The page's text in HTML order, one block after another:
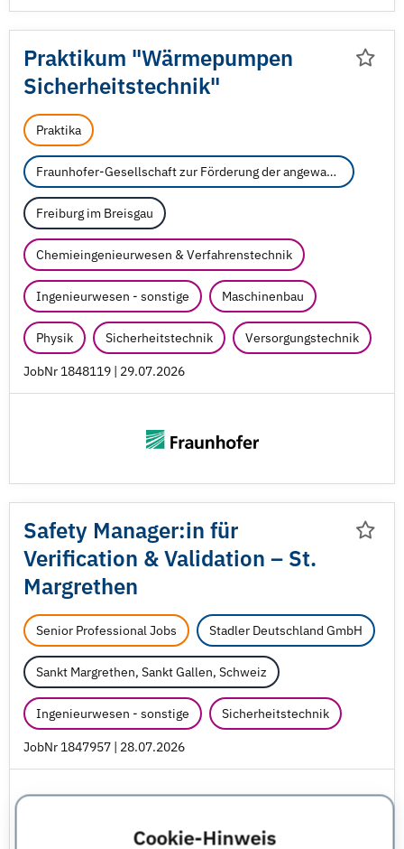
Cookie-Hinweis
Praktikum "Wärmepumpen
Sicherheitstechnik"
Praktika
Fraunhofer-Gesellschaft zur Förderung der angewandten Forschung e.V.
Freiburg im Breisgau
Chemieingenieurwesen & Verfahrenstechnik
Ingenieurwesen - sonstige Maschinenbau
Physik Sicherheitstechnik Versorgungstechnik
JobNr 1848119 | 29.07.2026
Safety Manager:in für
Veriﬁcation & Validation – St.
Margrethen
Senior Professional Jobs Stadler Deutschland GmbH
Sankt Margrethen, Sankt Gallen, Schweiz
Ingenieurwesen - sonstige Sicherheitstechnik
JobNr 1847957 | 28.07.2026